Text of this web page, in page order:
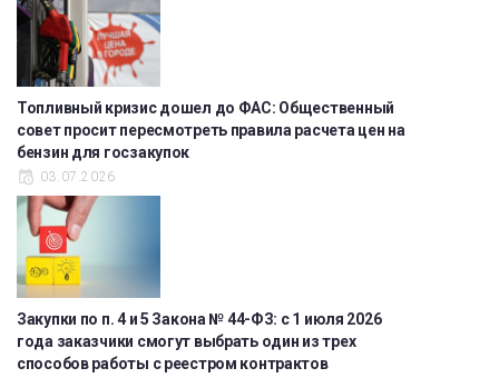
Топливный кризис дошел до ФАС: Общественный
совет просит пересмотреть правила расчета цен на
бензин для госзакупок
03.07.2026
Закупки по п. 4 и 5 Закона № 44-ФЗ: с 1 июля 2026
года заказчики смогут выбрать один из трех
способов работы с реестром контрактов